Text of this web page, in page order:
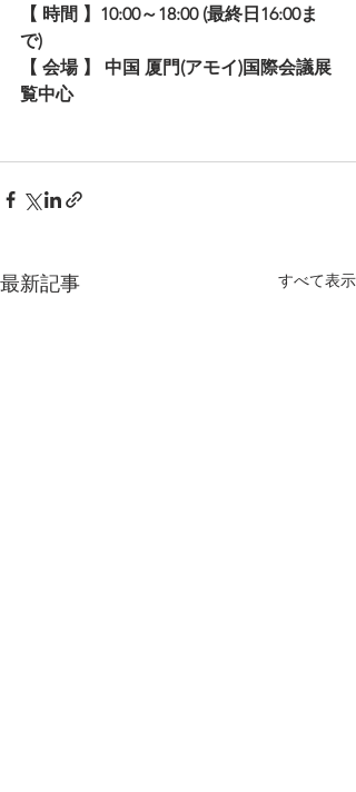
【 時間 】10:00～18:00 (最終日16:00ま
で)
【 会場 】 中国 厦門(アモイ)国際会議展
覧中心
最新記事 すべて表示